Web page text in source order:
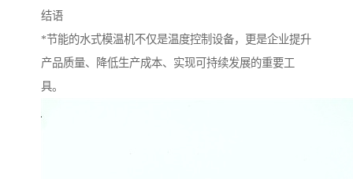
结语
*节能的水式模温机不仅是温度控制设备，更是企业提升
产品质量、降低生产成本、实现可持续发展的重要工
具。